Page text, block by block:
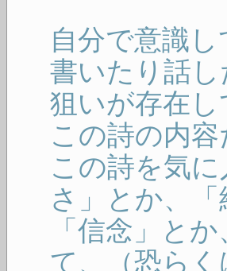
自分で意識
書いたり話
狙いが存在
この詩の内
この詩を気
さ」とか、
「信念」と
て、（恐ら